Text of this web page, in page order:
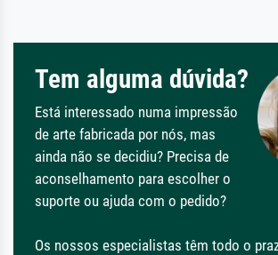
Tem alguma dúvida?
Está interessado numa impressão
de arte fabricada por nós, mas
ainda não se decidiu? Precisa de
aconselhamento para escolher o
suporte ou ajuda com o pedido?
Os nossos especialistas têm todo o